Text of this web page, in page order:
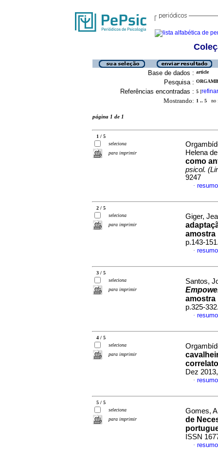
Base de dados : article
Pesquisa :
Referências encontradas : 5 [refinar
Mostrando: 1 .. 5 no
página 1 de 1
1 / 5
seleciona
para imprimir
Helena
como
psicol.
9247
·
2 / 5
seleciona
para imprimir
Giger,
amostra
p.143-
·
3 / 5
seleciona
para imprimir
Santos,
amostra
p.325-
·
4 / 5
seleciona
para imprimir
Dez
·
5 / 5
seleciona
para imprimir
Gomes,
de
ISSN
·